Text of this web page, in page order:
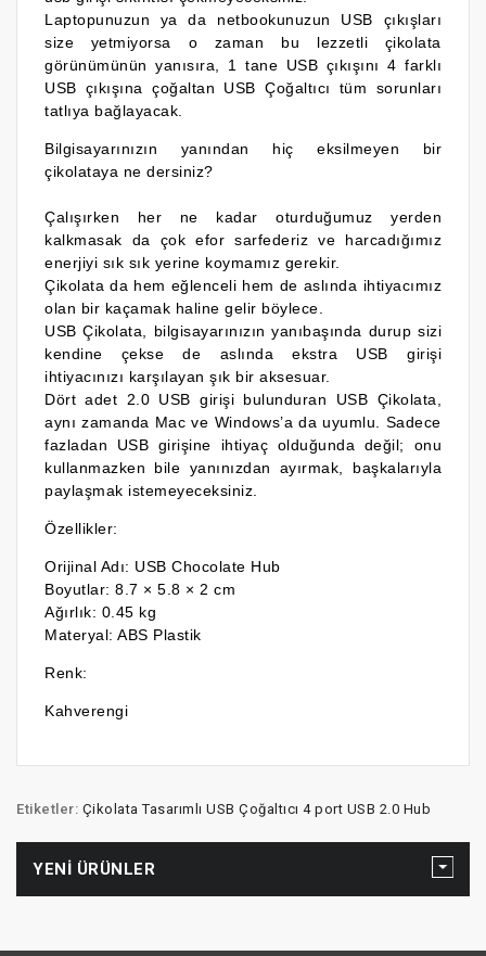
Laptopunuzun ya da netbookunuzun USB çıkışları
size yetmiyorsa o zaman bu lezzetli çikolata
görünümünün yanısıra, 1 tane USB çıkışını 4 farklı
USB çıkışına çoğaltan USB Çoğaltıcı tüm sorunları
tatlıya bağlayacak.
Bilgisayarınızın yanından hiç eksilmeyen bir
çikolataya ne dersiniz?
Çalışırken her ne kadar oturduğumuz yerden
kalkmasak da çok efor sarfederiz ve harcadığımız
enerjiyi sık sık yerine koymamız gerekir.
Çikolata da hem eğlenceli hem de aslında ihtiyacımız
olan bir kaçamak haline gelir böylece.
USB Çikolata, bilgisayarınızın yanıbaşında durup sizi
kendine çekse de aslında ekstra USB girişi
ihtiyacınızı karşılayan şık bir aksesuar.
Dört adet 2.0 USB girişi bulunduran USB Çikolata
aynı zamanda Mac ve Windows’a da uyumlu. Sadece
fazladan USB girişine ihtiyaç olduğunda değil; onu
kullanmazken bile yanınızdan ayırmak, başkalarıyla
paylaşmak istemeyeceksiniz.
Özellikler:
Orijinal Adı: USB Chocolate Hub
Boyutlar: 8.7 × 5.8 × 2 cm
Ağırlık: 0.45 kg
Materyal: ABS Plastik
Renk:
Kahverengi
Etiketler: Çikolata Tasarımlı USB Çoğaltıcı 4 port USB 2.0 Hub
YENI ÜRÜNLER